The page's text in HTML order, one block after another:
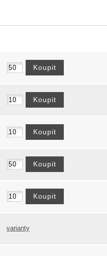
varianty